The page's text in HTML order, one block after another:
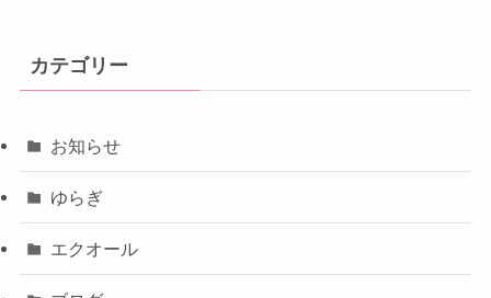
カテゴリー
お知らせ
ゆらぎ
エクオール